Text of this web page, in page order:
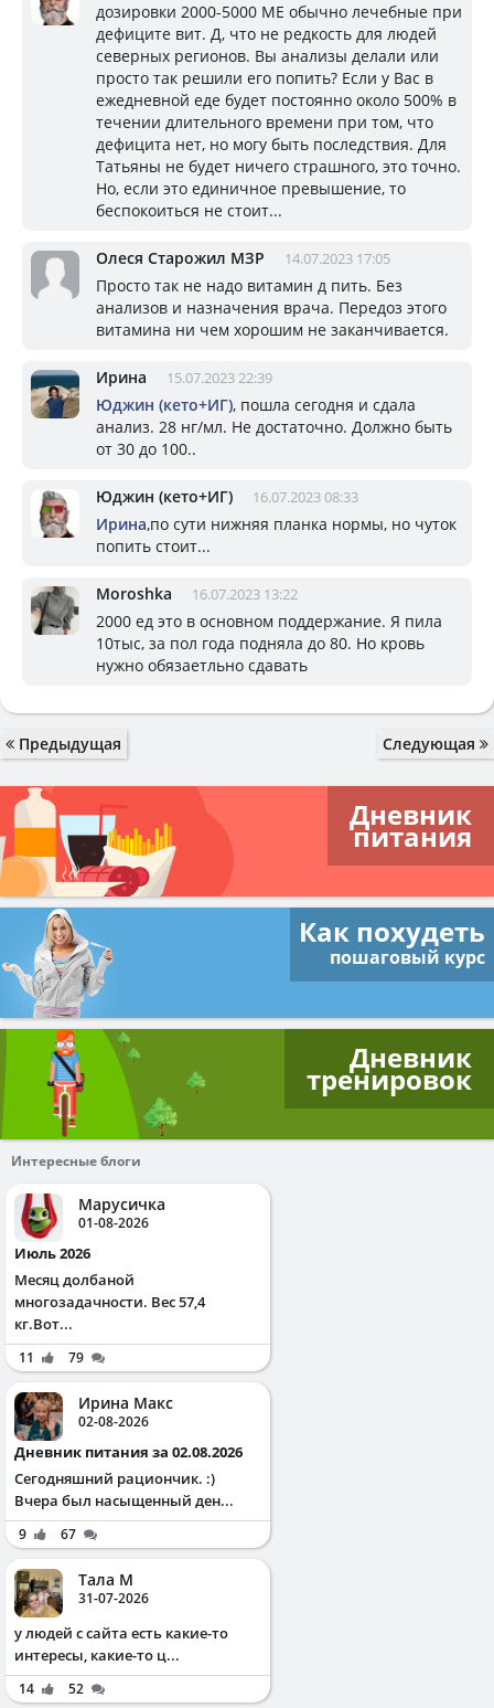
дозировки 2000-5000 МЕ обычно лечебные при
дефиците вит. Д, что не редкость для людей
северных регионов. Вы анализы делали или
просто так решили его попить? Если у Вас в
ежедневной еде будет постоянно около 500% в
течении длительного времени при том, что
дефицита нет, но могу быть последствия. Для
Татьяны не будет ничего страшного, это точно.
Но, если это единичное превышение, то
беспокоиться не стоит...
Олеся Старожил МЗР 14.07.2023 17:05
Просто так не надо витамин д пить. Без
анализов и назначения врача. Передоз этого
витамина ни чем хорошим не заканчивается.
Ирина 15.07.2023 22:39
Юджин (кето+ИГ), пошла сегодня и сдала
анализ. 28 нг/мл. Не достаточно. Должно быть
от 30 до 100..
Юджин (кето+ИГ) 16.07.2023 08:33
Ирина,по сути нижняя планка нормы, но чуток
попить стоит...
Moroshka 16.07.2023 13:22
2000 ед это в основном поддержание. Я пила
10тыс, за пол года подняла до 80. Но кровь
нужно обязаетльно сдавать
Предыдущая Следующая
Дневник
питания
Как похудеть
пошаговый курс
Дневник
тренировок
Интересные блоги
Марусичка
01-08-2026
Июль 2026
Месяц долбаной
многозадачности. Вес 57,4
кг.Вот...
11 79
Ирина Макс
02-08-2026
Дневник питания за 02.08.2026
Сегодняшний рациончик. :)
Вчера был насыщенный ден...
9 67
Тала М
31-07-2026
у людей с сайта есть какие-то
интересы, какие-то ц...
14 52